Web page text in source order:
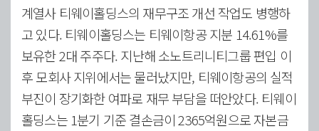
계열사 티웨이홀딩스의 재무구조 개선 작업도 병행하
고 있다. 티웨이홀딩스는 티웨이항공 지분 14.61%를
보유한 2대 주주다. 지난해 소노트리니티그룹 편입 이
후 모회사 지위에서는 물러났지만, 티웨이항공의 실적
부진이 장기화한 여파로 재무 부담을 떠안았다. 티웨이
홀딩스는 1분기 기준 결손금이 2365억원으로 자본금